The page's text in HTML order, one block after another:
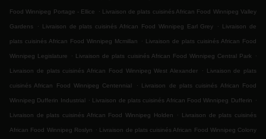
Food Winnipeg Portage - Ellice . Livraison de plats cuisinés African Food Winnipeg Valley
Gardens . Livraison de plats cuisinés African Food Winnipeg Earl Grey . Livraison de
plats cuisinés African Food Winnipeg Mcmillan . Livraison de plats cuisinés African Food
Winnipeg Legislature . Livraison de plats cuisinés African Food Winnipeg Central Park .
Livraison de plats cuisinés African Food Winnipeg West Alexander . Livraison de plats
cuisinés African Food Winnipeg Centennial . Livraison de plats cuisinés African Food
Winnipeg Dufferin Industrial . Livraison de plats cuisinés African Food Winnipeg Dufferin .
Livraison de plats cuisinés African Food Winnipeg Holden . Livraison de plats cuisinés
African Food Winnipeg Roslyn . Livraison de plats cuisinés African Food Winnipeg Colony